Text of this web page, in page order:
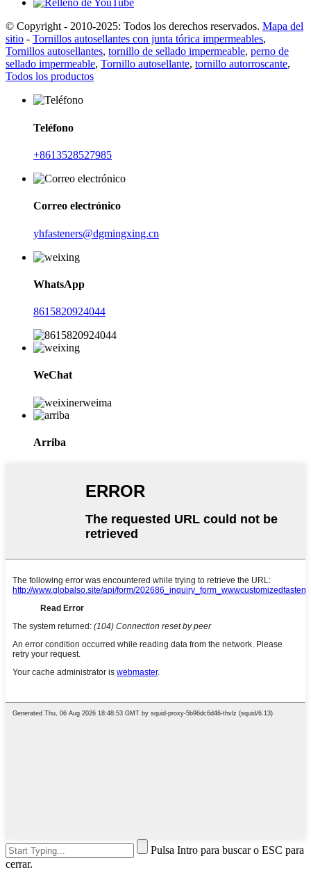
© Copyright - 2010-2025: Todos los derechos reservados. Mapa del
sitio - Tornillos autosellantes con junta tórica impermeables,
Tornillos autosellantes, tornillo de sellado impermeable, perno de
sellado impermeable, Tornillo autosellante, tornillo autorroscante,
Todos los productos
Teléfono
+8613528527985
Correo electrónico
yhfasteners@dgmingxing.cn
WhatsApp
8615820924044
WeChat
Arriba
Pulsa Intro para buscar o ESC para
cerrar.